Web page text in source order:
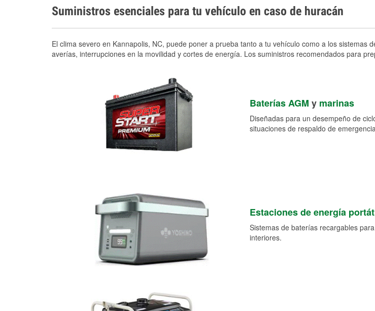
Suministros esenciales para tu vehículo en caso de huracán
El clima severo en Kannapolis, NC, puede poner a prueba tanto a tu vehículo como a los
averías, interrupciones en la movilidad y cortes de energía. Los suministros recomendados para
Baterías AGM y marinas
Diseñadas para un desempeño de
situaciones de respaldo de
Estaciones de energía
Sistemas de baterías recargables
interiores.